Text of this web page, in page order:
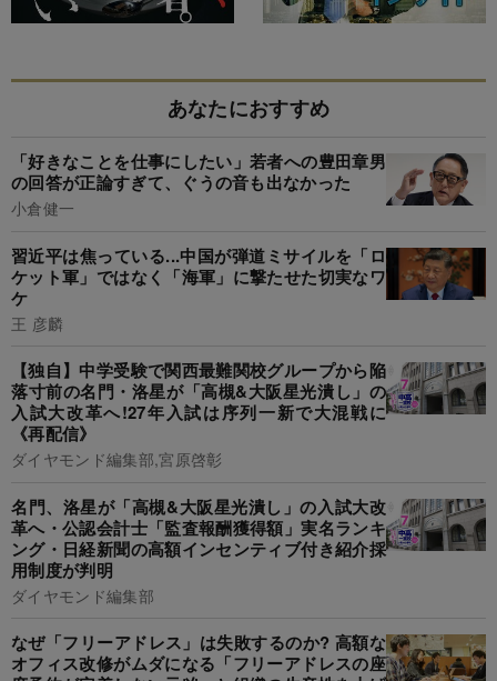
あなたにおすすめ
「好きなことを仕事にしたい」若者への豊田章男
の回答が正論すぎて、ぐうの音も出なかった
小倉健一
習近平は焦っている...中国が弾道ミサイルを「ロ
ケット軍」ではなく「海軍」に撃たせた切実なワ
ケ
王 彦麟
【独自】中学受験で関西最難関校グループから陥
落寸前の名門・洛星が「高槻&大阪星光潰し」の
入試大改革へ!27年入試は序列一新で大混戦に
《再配信》
ダイヤモンド編集部,宮原啓彰
名門、洛星が「高槻&大阪星光潰し」の入試大改
革へ・公認会計士「監査報酬獲得額」実名ランキ
ング・日経新聞の高額インセンティブ付き紹介採
用制度が判明
ダイヤモンド編集部
なぜ「フリーアドレス」は失敗するのか? 高額な
オフィス改修がムダになる「フリーアドレスの座